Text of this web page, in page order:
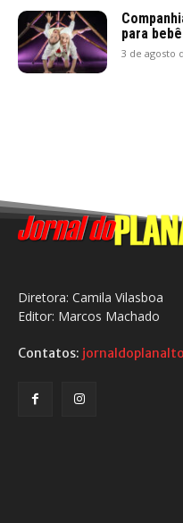
para
3 de agosto
Diretora: Camila Vilasboa
Editor: Marcos Machado
Contatos: